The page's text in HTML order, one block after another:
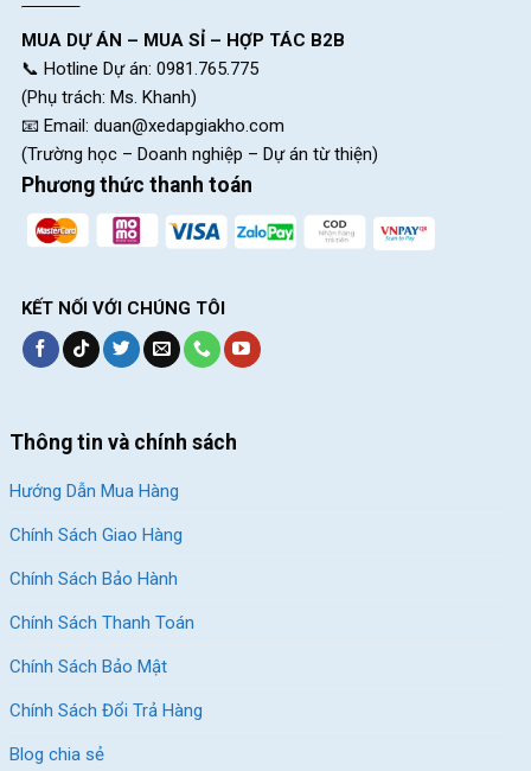
MUA DỰ ÁN – MUA SỈ – HỢP TÁC B2B
📞 Hotline Dự án: 0981.765.775
(Phụ trách: Ms. Khanh)
📧 Email: duan@xedapgiakho.com
(Trường học – Doanh nghiệp – Dự án từ thiện)
Phương thức thanh toán
KẾT NỐI VỚI CHÚNG TÔI
Thông tin và chính sách
Hướng Dẫn Mua Hàng
Chính Sách Giao Hàng
Chính Sách Bảo Hành
Chính Sách Thanh Toán
Chính Sách Bảo Mật
Chính Sách Đổi Trả Hàng
Blog chia sẻ